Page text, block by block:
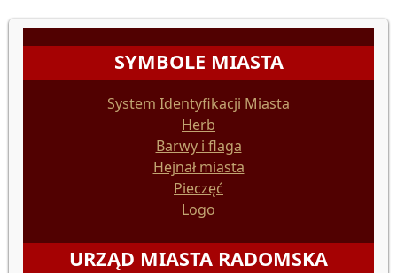
SYMBOLE MIASTA
System Identyfikacji Miasta
Herb
Barwy i flaga
Hejnał miasta
Pieczęć
Logo
URZĄD MIASTA RADOMSKA